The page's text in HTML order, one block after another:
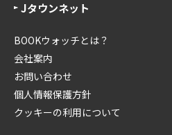
Jタウンネット
BOOKウォッチとは？
会社案内
お問い合わせ
個人情報保護方針
クッキーの利用について